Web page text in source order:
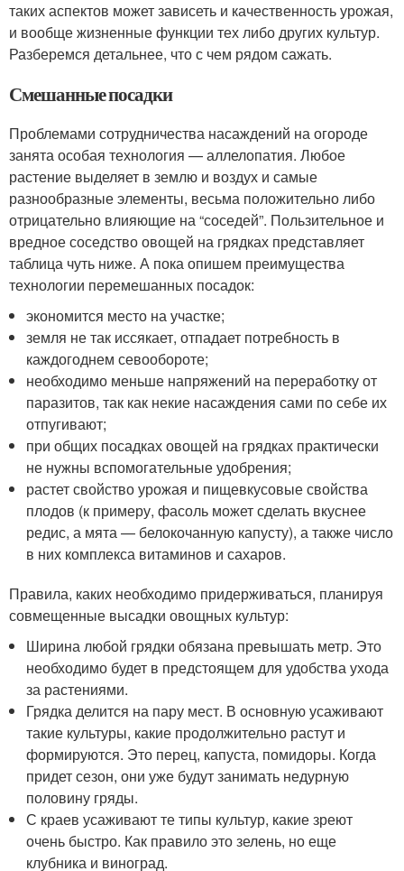
таких аспектов может зависеть и качественность урожая,
и вообще жизненные функции тех либо других культур.
Разберемся детальнее, что с чем рядом сажать.
Смешанные посадки
Проблемами сотрудничества насаждений на огороде
занята особая технология — аллелопатия. Любое
растение выделяет в землю и воздух и самые
разнообразные элементы, весьма положительно либо
отрицательно влияющие на “соседей”. Пользительное и
вредное соседство овощей на грядках представляет
таблица чуть ниже. А пока опишем преимущества
технологии перемешанных посадок:
экономится место на участке;
земля не так иссякает, отпадает потребность в
каждогоднем севообороте;
необходимо меньше напряжений на переработку от
паразитов, так как некие насаждения сами по себе их
отпугивают;
при общих посадках овощей на грядках практически
не нужны вспомогательные удобрения;
растет свойство урожая и пищевкусовые свойства
плодов (к примеру, фасоль может сделать вкуснее
редис, а мята — белокочанную капусту), а также число
в них комплекса витаминов и сахаров.
Правила, каких необходимо придерживаться, планируя
совмещенные высадки овощных культур:
Ширина любой грядки обязана превышать метр. Это
необходимо будет в предстоящем для удобства ухода
за растениями.
Грядка делится на пару мест. В основную усаживают
такие культуры, какие продолжительно растут и
формируются. Это перец, капуста, помидоры. Когда
придет сезон, они уже будут занимать недурную
половину гряды.
С краев усаживают те типы культур, какие зреют
очень быстро. Как правило это зелень, но еще
клубника и виноград.